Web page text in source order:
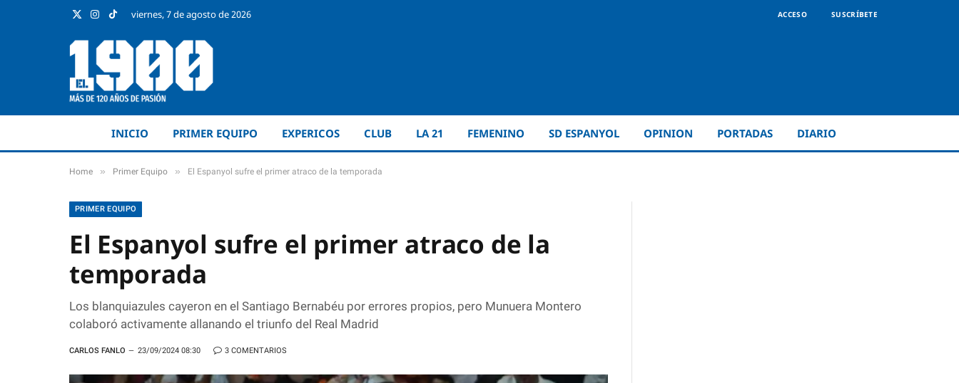
X
Instagram
TikTokviernes, 7 de agosto de 2026 ACCESO SUSCRÍBETE
INICIO PRIMER EQUIPO EXPERICOS CLUB LA 21 FEMENINO SD ESPANYOL OPINION PORTADAS DIARIO
Home » Primer Equipo » El Espanyol sufre el primer atraco de la temporada
PRIMER EQUIPO
El Espanyol sufre el primer atraco de la
temporada
Los blanquiazules cayeron en el Santiago Bernabéu por errores propios, pero Munuera Montero
colaboró activamente allanando el triunfo del Real Madrid
CARLOS FANLO 23/09/2024 08:30 3 COMENTARIOS